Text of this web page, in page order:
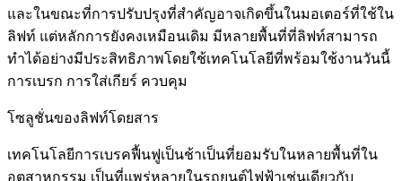
และในขณะที่การปรับปรุงที่สำคัญอาจเกิดขึ้นในมอเตอร์ที่ใช้ใน
ลิฟท์ แต่หลักการยังคงเหมือนเดิม มีหลายพื้นที่ที่ลิฟท์สามารถ
ทำได้อย่างมีประสิทธิภาพโดยใช้เทคโนโลยีที่พร้อมใช้งานวันนี้
การเบรก การใส่เกียร์ ควบคุม
โซลูชั่นของลิฟท์โดยสาร
เทคโนโลยีการเบรคฟื้นฟูเป็นช้าเป็นที่ยอมรับในหลายพื้นที่ใน
อุตสาหกรรม เป็นที่แพร่หลายในรถยนต์ไฟฟ้าเช่นเดียวกับ